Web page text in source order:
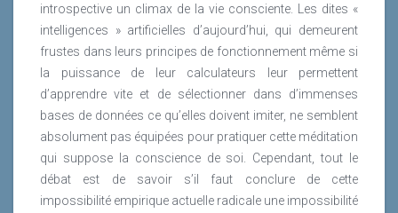
introspective un climax de la vie consciente. Les dites «
intelligences » artificielles d’aujourd’hui, qui demeurent
frustes dans leurs principes de fonctionnement même si
la puissance de leur calculateurs leur permettent
d’apprendre vite et de sélectionner dans d’immenses
bases de données ce qu’elles doivent imiter, ne semblent
absolument pas équipées pour pratiquer cette méditation
qui suppose la conscience de soi. Cependant, tout le
débat est de savoir s’il faut conclure de cette
impossibilité empirique actuelle radicale une impossibilité